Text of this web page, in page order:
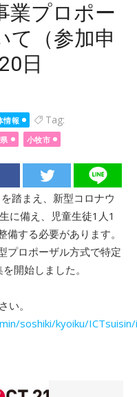
業プロポー
て（参加申
日
情報 Tag:
小牧市
踏まえ、新型コロナウ
に備え、児童生徒1人1
する必要があります。
プロポーザル方式で特定
開始しました。
い。
soshiki/kyoiku/